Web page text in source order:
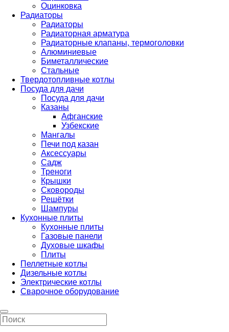
Оцинковка
Радиаторы
Радиаторы
Радиаторная арматура
Радиаторные клапаны, термоголовки
Алюминиевые
Биметаллические
Стальные
Твердотопливные котлы
Посуда для дачи
Посуда для дачи
Казаны
Афганские
Узбекские
Мангалы
Печи под казан
Аксессуары
Садж
Треноги
Крышки
Сковороды
Решётки
Шампуры
Кухонные плиты
Кухонные плиты
Газовые панели
Духовые шкафы
Плиты
Пеллетные котлы
Дизельные котлы
Электрические котлы
Сварочное оборудование